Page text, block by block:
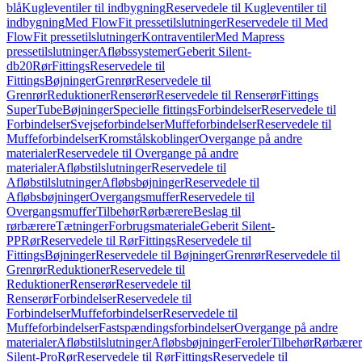
blåKugleventiler til indbygningReservedele til Kugleventiler til
indbygningMed FlowFit pressetilslutningerReservedele til Med
FlowFit pressetilslutningerKontraventilerMed Mapress
pressetilslutningerAfløbssystemerGeberit Silent-
db20RørFittingsReservedele til
FittingsBøjningerGrenrørReservedele til
GrenrørReduktionerRenserørReservedele til RenserørFittings
SuperTubeBøjningerSpecielle fittingsForbindelserReservedele til
ForbindelserSvejseforbindelserMuffeforbindelserReservedele til
MuffeforbindelserKromstålskoblingerOvergange på andre
materialerReservedele til Overgange på andre
materialerAfløbstilslutningerReservedele til
AfløbstilslutningerAfløbsbøjningerReservedele til
AfløbsbøjningerOvergangsmufferReservedele til
OvergangsmufferTilbehørRørbærereBeslag til
rørbærereTætningerForbrugsmaterialeGeberit Silent-
PPRørReservedele til RørFittingsReservedele til
FittingsBøjningerReservedele til BøjningerGrenrørReservedele til
GrenrørReduktionerReservedele til
ReduktionerRenserørReservedele til
RenserørForbindelserReservedele til
ForbindelserMuffeforbindelserReservedele til
MuffeforbindelserFastspændingsforbindelserOvergange på andre
materialerAfløbstilslutningerAfløbsbøjningerFerolerTilbehør
Silent-ProRørReservedele til RørFittingsReservedele til